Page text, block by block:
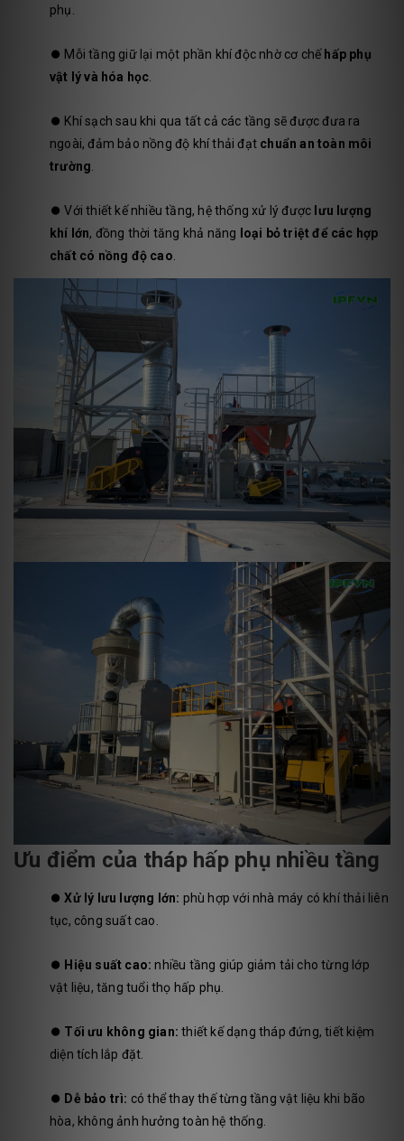
phụ.
⏺️ Mỗi tầng giữ lại một phần khí độc nhờ cơ chế hấp phụ
vật lý và hóa học.
⏺️ Khí sạch sau khi qua tất cả các tầng sẽ được đưa ra
ngoài, đảm bảo nồng độ khí thải đạt chuẩn an toàn môi
trường.
⏺️Với thiết kế nhiều tầng, hệ thống xử lý được lưu lượng
khí lớn, đồng thời tăng khả năng
loại bỏ triệt để các hợp
chất có nồng độ cao.
Ưu điểm của tháp hấp phụ nhiều tầng
⏺️Xử lý lưu lượng lớn: phù hợp với nhà máy có khí thải liên
tục, công suất cao.
⏺️ Hiệu suất cao: nhiều tầng giúp giảm tải cho từng lớp
vật liệu, tăng tuổi thọ hấp phụ.
⏺️ Tối ưu không gian: thiết kế dạng tháp đứng, tiết kiệm
diện tích lắp đặt.
⏺️ Dễ bảo trì: có thể thay thế từng tầng vật liệu khi bão
hòa, không ảnh hưởng toàn hệ thống.